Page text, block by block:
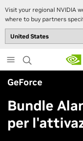
Visit your regional NVIDIA
where to buy partners
to
main
content
GeForce
Bundle
per